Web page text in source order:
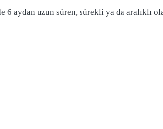
aydan uzun süren, sürekli ya da aralıklı